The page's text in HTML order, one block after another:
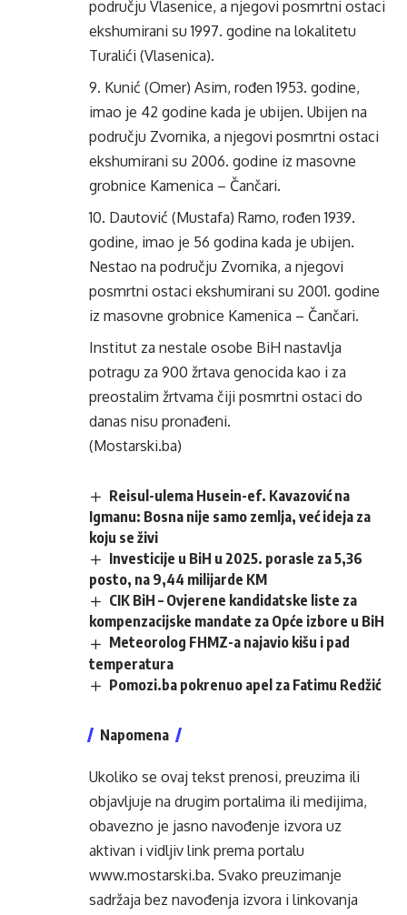
području Vlasenice, a njegovi posmrtni ostaci
ekshumirani su 1997. godine na lokalitetu
Turalići (Vlasenica).
Kunić (Omer) Asim, rođen 1953. godine,
imao je 42 godine kada je ubijen. Ubijen na
području Zvornika, a njegovi posmrtni ostaci
ekshumirani su 2006. godine iz masovne
grobnice Kamenica – Čančari.
Dautović (Mustafa) Ramo, rođen 1939.
godine, imao je 56 godina kada je ubijen.
Nestao na području Zvornika, a njegovi
posmrtni ostaci ekshumirani su 2001. godine
iz masovne grobnice Kamenica – Čančari.
Institut za nestale osobe BiH nastavlja
potragu za 900 žrtava genocida kao i za
preostalim žrtvama čiji posmrtni ostaci do
danas nisu pronađeni.
(Mostarski.ba)
Reisul-ulema Husein-ef. Kavazović na
Igmanu: Bosna nije samo zemlja, već ideja za
koju se živi
Investicije u BiH u 2025. porasle za 5,36
posto, na 9,44 milijarde KM
CIK BiH – Ovjerene kandidatske liste za
kompenzacijske mandate za Opće izbore u BiH
Meteorolog FHMZ-a najavio kišu i pad
temperatura
Pomozi.ba pokrenuo apel za Fatimu Redžić
Napomena
Ukoliko se ovaj tekst prenosi, preuzima ili
objavljuje na drugim portalima ili medijima,
obavezno je jasno navođenje izvora uz
aktivan i vidljiv link prema portalu
www.mostarski.ba. Svako preuzimanje
sadržaja bez navođenja izvora i linkovanja